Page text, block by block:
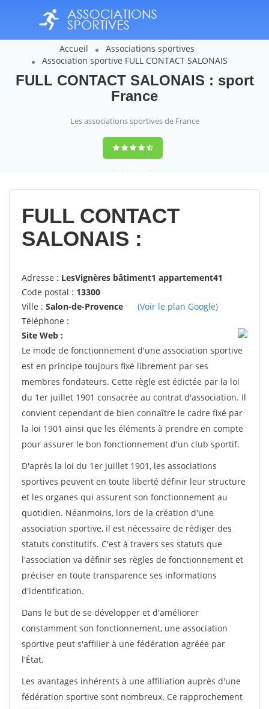
Accueil
Associations sportives
Association sportive FULL CONTACT SALONAIS
FULL CONTACT SALONAIS : sport
France
Les associations sportives de France
9,4(100%)
14358votes
FULL CONTACT
SALONAIS :
Adresse : LesVignères bâtiment1 appartement41
Code postal : 13300
Ville : Salon-de-Provence
(Voir le plan Google)
Téléphone :
Site Web :
Le mode de fonctionnement d'une association sportive
est en principe toujours fixé librement par ses
membres fondateurs. Cette règle est édictée par la loi
du 1er juillet 1901 consacrée au contrat d'association. Il
convient cependant de bien connaître le cadre fixé par
la loi 1901 ainsi que les éléments à prendre en compte
pour assurer le bon fonctionnement d'un club sportif.
D'après la loi du 1er juillet 1901, les associations
sportives peuvent en toute liberté définir leur structure
et les organes qui assurent son fonctionnement au
quotidien. Néanmoins, lors de la création d'une
association sportive, il est nécessaire de rédiger des
statuts constitutifs. C'est à travers ses statuts que
l'association va définir ses règles de fonctionnement et
préciser en toute transparence ses informations
d'identification.
Dans le but de se développer et d'améliorer
constamment son fonctionnement, une association
sportive peut s'affilier à une fédération agréée par
l'État.
Les avantages inhérents à une affiliation auprès d'une
fédération sportive sont nombreux. Ce rapprochement